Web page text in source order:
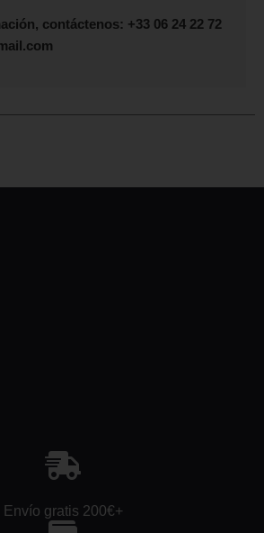
contáctenos: +33 06 24 22 72
Envío gratis 200€+